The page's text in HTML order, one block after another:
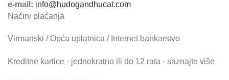
e-mail: info@hudogandhucat.com
Načini plaćanja
Virmanski / Opća uplatnica / Internet bankarstvo
Kreditne kartice - jednokratno ili do 12 rata - saznajte više